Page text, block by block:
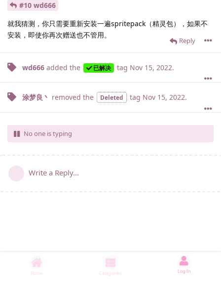
#10 wd666
就我猜测，你只需要重新安装一遍spritepack（精灵包），如果不
安装，即使你再次赠送也不管用。
Reply
wd666 added the 已解决 tag Nov 15, 2022.
涂梦良丶 removed the Deleted tag Nov 15, 2022.
No one is typing
Write a Reply...
Home Categories Log In